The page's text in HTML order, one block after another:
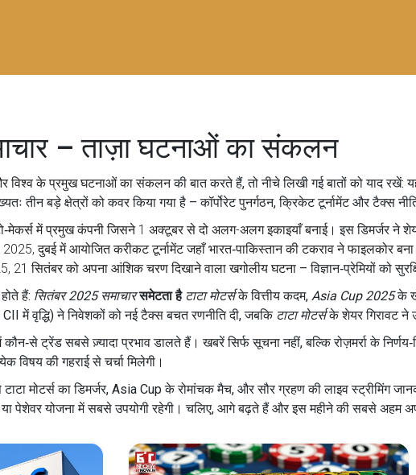
– ताज़ा घटनाओं का संकलन
विश्व के प्रमुख घटनाओं का संकलनकी बात करते हैं, तो नीचे लिखी गई बातों को याद
तीन बड़े क्षेत्रों को कवर किया गया है – कॉर्पोरेट पुनर्गठन, क्रिके­ट टूर्नामेंट और टैक्स
में प्रमुख कंपनी जिसने 1 अक्टूबर से दो अलग-अलग इकाइयाँ बनाई। इस डिमर्जर ने
2025,दुबई में आयोजित करीकट टूर्नामेंट जहाँ भारत‑पाकिस्तान की टकराव ने फाइलकोर बना
, 21 सितंबर को अपना आंशिक चरण दिखाने वाला खगोलीय घटना – विज्ञान‑प्रेमियों को
हैं: सितंबर 2025 समाचार समेटता है टाटा मोटर्सके वित्तीय कदम, Asia Cup 2025के
CII में वृद्धि) ने निवेशकों को नई टैक्स बचत रणनीति दी, जबकि टाटा मोटर्सके शेयर गिरावट ने
ट्रेंड सबसे ज़्यादा प्रभाव डालते हैं। खबरें सिर्फ सूचना नहीं, बल्कि रोज़मर्रा के
विषय की गहराई से चर्चा मिलेगी।
मोटर्स का डिमर्जर, Asia Cup के रोमांचक मैच, और सौर ग्रहण की लाइव स्ट्रीमिंग
पेशेवर योजना में सबसे उपयोगी रहेगी। चलिए, आगे बढ़ते हैं और इस महीने की सबसे